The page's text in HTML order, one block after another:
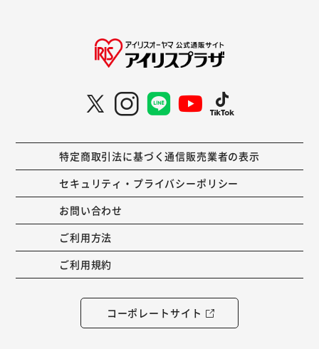
特定商取引法に基づく通信販売業者の表示
セキュリティ・プライバシーポリシー
お問い合わせ
ご利用方法
ご利用規約
コーポレートサイト